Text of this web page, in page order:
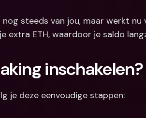
steeds van jou, maar werkt nu
extra ETH, waardoor je saldo
inschakelen?
je deze eenvoudige stappen: